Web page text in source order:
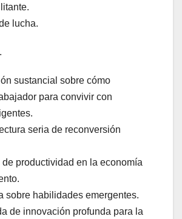
lucha.
sustancial sobre cómo
para convivir con
seria de reconversión
productividad en la economía
sobre habilidades emergentes.
de innovación profunda para la